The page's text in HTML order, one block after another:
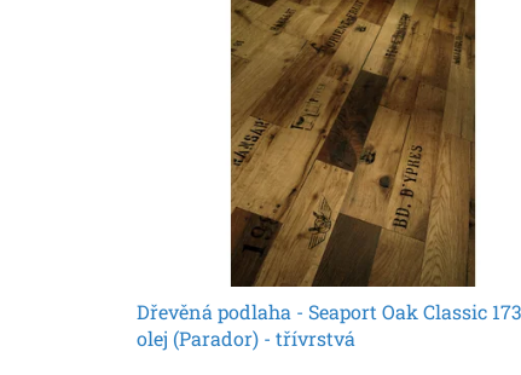
Dřevěná podlaha - Seaport Oak Classic
olej (Parador) - třívrstvá